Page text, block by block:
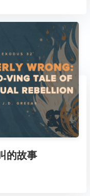
的故事